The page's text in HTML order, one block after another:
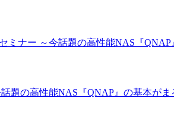
ミナー ～今話題の高性能NAS『
題の高性能NAS『QNAP』の基本がま